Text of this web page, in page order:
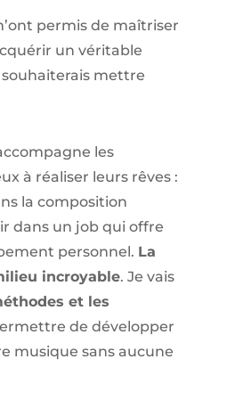
permis de maîtriser
un véritable
mettre
les
à réaliser leurs rêves :
la composition
dans un job qui offre
personnel. La
incroyable. Je vais
et les
de développer
musique sans aucune